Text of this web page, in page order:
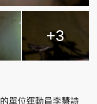
+3
單位運動員李慧詩